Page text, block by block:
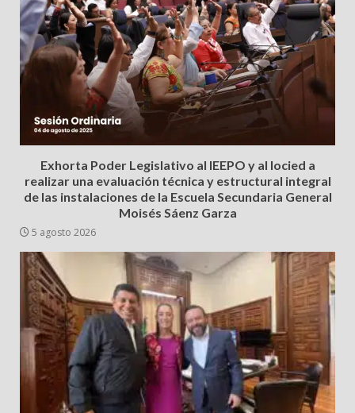
Exhorta Poder Legislativo al IEEPO y al Iocied a
realizar una evaluación técnica y estructural integral
de las instalaciones de la Escuela Secundaria General
Moisés Sáenz Garza
5 agosto 2026